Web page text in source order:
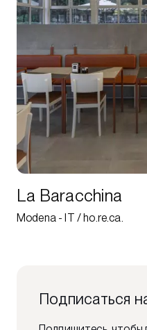
La Baracchina
Modena - IT / ho.re.ca.
Подписаться